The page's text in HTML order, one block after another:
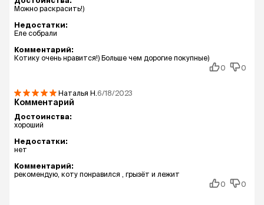
Можно раскрасить!)
Недостатки:
Еле собрали
Комментарий:
Котику очень нравится!) Больше чем дорогие покупные)
0
0
Наталья Н. 6/18/2023
Комментарий
Достоинства:
хороший
Недостатки:
нет
Комментарий:
рекомендую, коту понравился , грызёт и лежит
0
0